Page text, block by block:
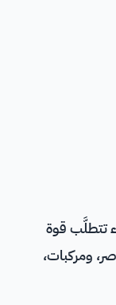
تتطلَّب قوة
ومركبات،